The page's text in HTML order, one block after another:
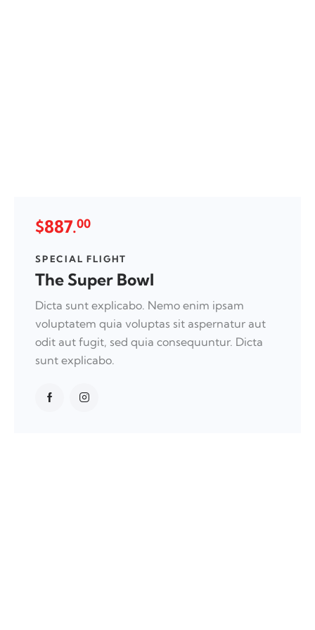
$887.00
SPECIAL FLIGHT
The Super Bowl
Dicta sunt explicabo. Nemo enim ipsam
voluptatem quia voluptas sit aspernatur aut
odit aut fugit, sed quia consequuntur. Dicta
sunt explicabo.